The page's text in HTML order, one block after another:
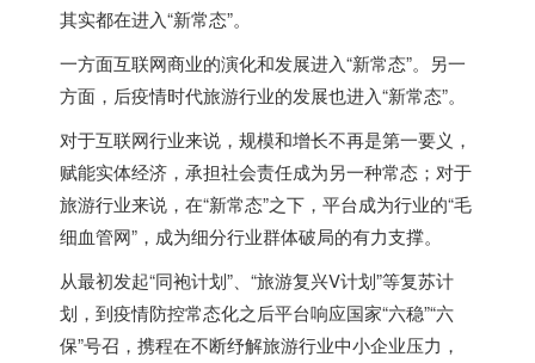
其实都在进入“新常态”。
一方面互联网商业的演化和发展进入“新常态”。另一
方面，后疫情时代旅游行业的发展也进入“新常态”。
对于互联网行业来说，规模和增长不再是第一要义，
赋能实体经济，承担社会责任成为另一种常态；对于
旅游行业来说，在“新常态”之下，平台成为行业的“毛
细血管网”，成为细分行业群体破局的有力支撑。
从最初发起“同袍计划”、“旅游复兴V计划”等复苏计
划，到疫情防控常态化之后平台响应国家“六稳”“六
保”号召，携程在不断纾解旅游行业中小企业压力，